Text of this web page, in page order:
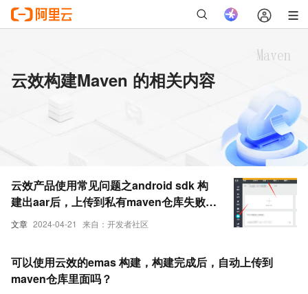
云效构建Maven 的相关内容
文章 2024-04-21 来自：开发者社区
云效产品使用常见问题之android sdk 构
建出aar后，上传到私有maven仓库失败如
何解决
可以使用云效的emas 构建，构建完成后，自动上传到
maven仓库里面吗？